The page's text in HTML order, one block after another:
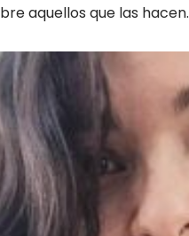
aquellos que las hacen.